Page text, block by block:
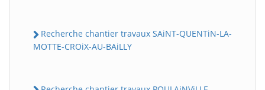
Recherche chantier travaux SAiNT-QUENTiN-LA-
MOTTE-CROiX-AU-BAiLLY